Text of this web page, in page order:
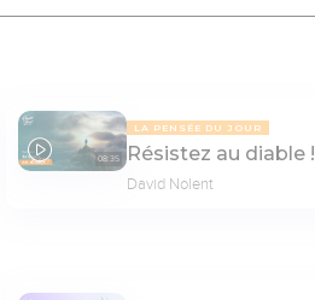
08:35
LA PENSÉE DU JOUR
Résistez au diable !
David Nolent